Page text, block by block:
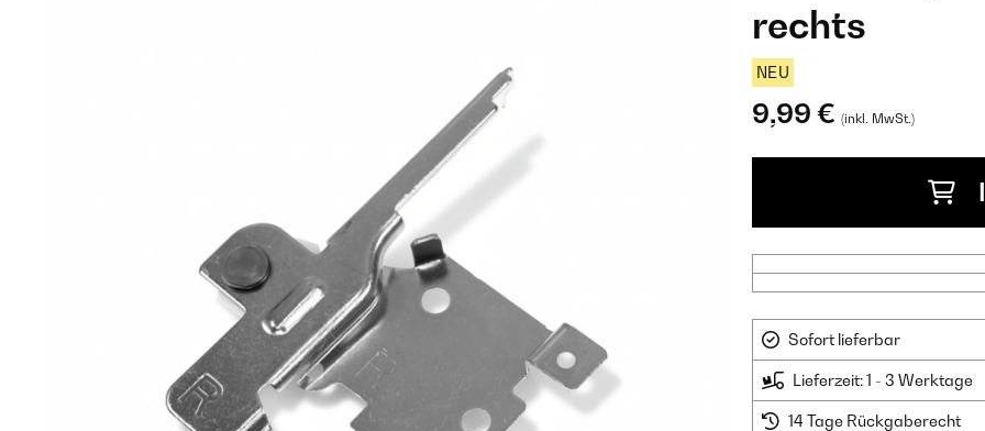
rechts
NEU
9,99 € (inkl. MwSt.)
Sofort lieferbar
Lieferzeit: 1 - 3 Werktage
14 Tage Rückgaberecht